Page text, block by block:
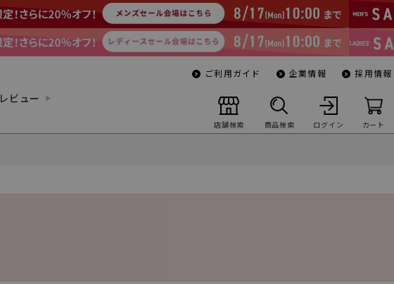
レビュー
ご利用ガイド 企業情報 採用情報
店舗検索 商品検索 ログイン カート